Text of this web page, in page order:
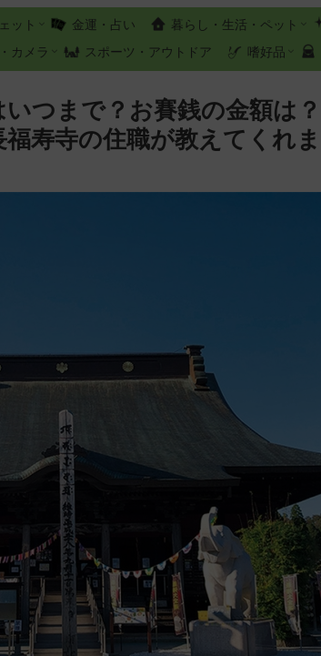
ット 金運・占い 暮らし・生活・ペット
カメラ スポーツ・アウトドア 嗜好品
つまで？お賽銭の金額は？
寿寺の住職が教えてくれま